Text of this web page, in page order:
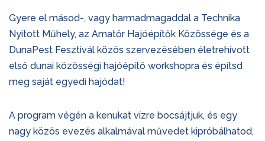
Gyere el másod-, vagy harmadmagaddal a Technika
Nyitott Műhely, az Amatőr Hajóépítők Közössége és a
DunaPest Fesztivál közös szervezésében életrehívott
első dunai közösségi hajóépítő workshopra és építsd
meg saját egyedi hajódat!
A program végén a kenukat vízre bocsájtjuk, és egy
nagy közös evezés alkalmával művedet kipróbálhatod,